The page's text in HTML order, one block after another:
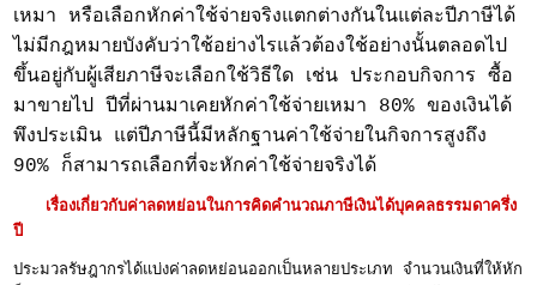
เหมา หรือเลือกหักค่าใช้จ่ายจริงแตกต่างกันในแต่ละปีภาษีได้
ไม่มีกฎหมายบังคับว่าใช้อย่างไรแล้วต้องใช้อย่างนั้นตลอดไป
ขึ้นอยู่กับผู้เสียภาษีจะเลือกใช้วิธีใด เช่น ประกอบกิจการ ซื้อ
มาขายไป ปีที่ผ่านมาเคยหักค่าใช้จ่ายเหมา 80% ของเงินได้
พึงประเมิน แต่ปีภาษีนี้มีหลักฐานค่าใช้จ่ายในกิจการสูงถึง
90% ก็สามารถเลือกที่จะหักค่าใช้จ่ายจริงได้
เรื่องเกี่ยวกับค่าลดหย่อนในการคิดคำนวณภาษีเงินได้บุคคลธรรมดาครึ่ง
ปี
ประมวลรัษฎากรได้แบ่งค่าลดหย่อนออกเป็นหลายประเภท จำนวนเงินที่ให้หัก